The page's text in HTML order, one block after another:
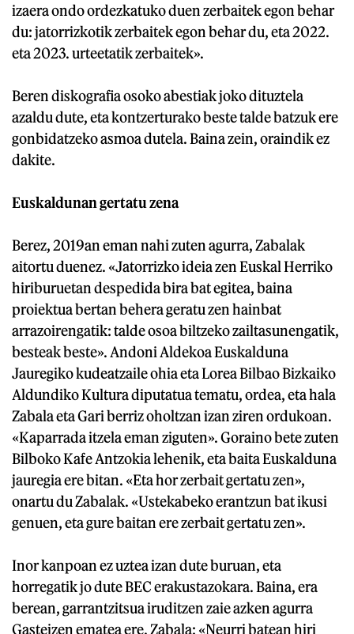
izaera ondo ordezkatuko duen zerbaitek egon behar
du: jatorrizkotik zerbaitek egon behar du, eta 2022.
eta 2023. urteetatik zerbaitek».
Beren diskografia osoko abestiak joko dituztela
azaldu dute, eta kontzerturako beste talde batzuk ere
gonbidatzeko asmoa dutela. Baina zein, oraindik ez
dakite.
Euskaldunan gertatu zena
Berez, 2019an eman nahi zuten agurra, Zabalak
aitortu duenez. «Jatorrizko ideia zen Euskal Herriko
hiriburuetan despedida bira bat egitea, baina
proiektua bertan behera geratu zen hainbat
arrazoirengatik: talde osoa biltzeko zailtasunengatik,
besteak beste». Andoni Aldekoa Euskalduna
Jauregiko kudeatzaile ohia eta Lorea Bilbao Bizkaiko
Aldundiko Kultura diputatua tematu, ordea, eta hala
Zabala eta Gari berriz oholtzan izan ziren ordukoan.
«Kaparrada itzela eman ziguten». Goraino bete zuten
Bilboko Kafe Antzokia lehenik, eta baita Euskalduna
jauregia ere bitan. «Eta hor zerbait gertatu zen»,
onartu du Zabalak. «Ustekabeko erantzun bat ikusi
genuen, eta gure baitan ere zerbait gertatu zen».
Inor kanpoan ez uztea izan dute buruan, eta
horregatik jo dute BEC erakustazokara. Baina, era
berean, garrantzitsua iruditzen zaie azken agurra
Gasteizen ematea ere. Zabala: «Neurri batean hiri